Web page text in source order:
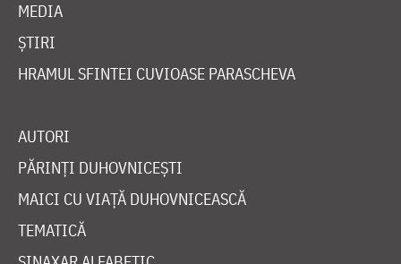
MEDIA
ȘTIRI
HRAMUL SFINTEI CUVIOASE PARASCHEVA
AUTORI
PĂRINȚI DUHOVNICEȘTI
MAICI CU VIAȚĂ DUHOVNICEASCĂ
TEMATICĂ